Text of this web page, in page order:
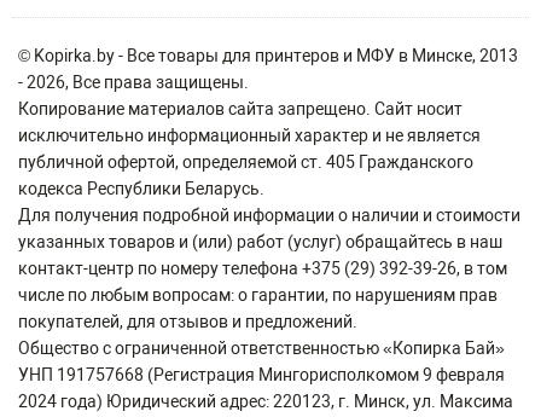
© Kopirka.by - Все товары для принтеров и МФУ в Минске, 2013
- 2026, Все права защищены.
Копирование материалов сайта запрещено. Сайт носит
исключительно информационный характер и не является
публичной офертой, определяемой ст. 405 Гражданского
кодекса Республики Беларусь.
Для получения подробной информации о наличии и стоимости
указанных товаров и (или) работ (услуг) обращайтесь в наш
контакт-центр по номеру телефона +375 (29) 392-39-26, в том
числе по любым вопросам: о гарантии, по нарушениям прав
покупателей, для отзывов и предложений.
Общество с ограниченной ответственностью «Копирка Бай»
УНП 191757668 (Регистрация Мингорисполкомом 9 февраля
2024 года) Юридический адрес: 220123, г. Минск, ул. Максима